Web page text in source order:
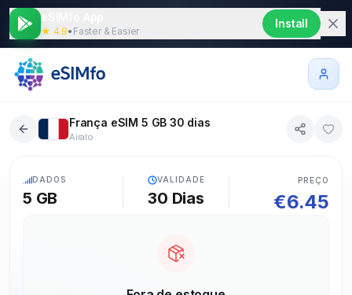
★ 4.9• Faster & Easier
Install
França eSIM 5 GB 30 dias
Airalo
DADOS
5 GB
VALIDADE
30 Dias
PREÇO
€6.45